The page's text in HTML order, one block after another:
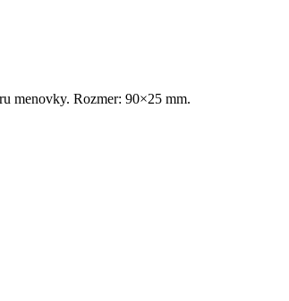
menovky. Rozmer: 90×25 mm.